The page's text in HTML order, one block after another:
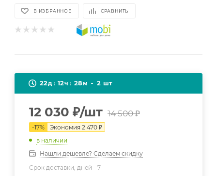
В ИЗБРАННОЕ СРАВНИТЬ
22д 12ч 28м 2 шт
12 030 ₽/шт 14 500₽
-17% Экономия 2 470 ₽
в наличии
Нашли дешевле? Сделаем скидку
Срок доставки, дней - 7